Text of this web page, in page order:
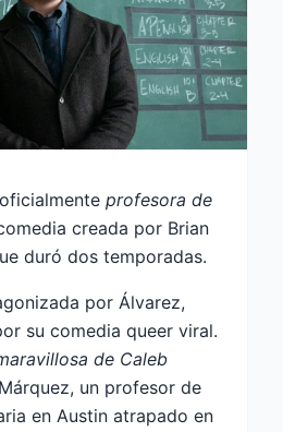
profesora de
creada por Brian
duró dos temporadas.
por Álvarez,
su comedia queer viral.
de Caleb
un profesor de
en Austin atrapado en